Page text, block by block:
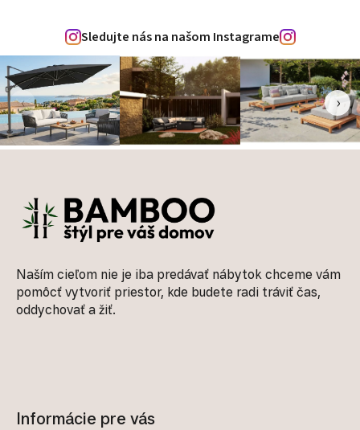
Sledujte nás na našom Instagrame
‹ ›
Naším cieľom nie je iba predávať nábytok chceme vám
pomôcť vytvoriť priestor, kde budete radi tráviť čas,
oddychovať a žiť.
Informácie pre vás